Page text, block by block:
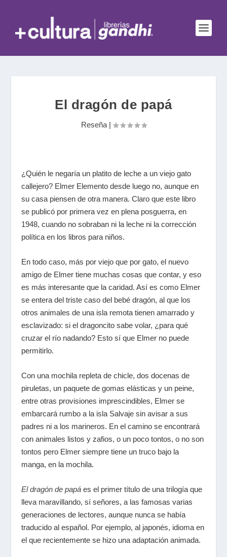
El dragón de papá
Reseña|
¿Quién le negaría un platito de leche a un viejo gato
callejero? Elmer Elemento desde luego no, aunque en
su casa piensen de otra manera. Claro que este libro
se publicó por primera vez en plena posguerra, en
1948, cuando no sobraban ni la leche ni la corrección
política en los libros para niños.
En todo caso, más por viejo que por gato, el nuevo
amigo de Elmer tiene muchas cosas que contar, y eso
es más interesante que la caridad. Así es como Elmer
se entera del triste caso del bebé dragón, al que los
otros animales de una isla remota tienen amarrado y
esclavizado: si el dragoncito sabe volar, ¿para qué
cruzar el río nadando? Esto sí que Elmer no puede
permitirlo.
Con una mochila repleta de chicle, dos docenas de
piruletas, un paquete de gomas elásticas y un peine,
entre otras provisiones imprescindibles, Elmer se
embarcará rumbo a la isla Salvaje sin avisar a sus
padres ni a los marineros. En el camino se encontrará
con animales listos y zafios, o un poco tontos, o no son
tontos pero Elmer siempre tiene un truco bajo la
manga, en la mochila.
El dragón de papáes el primer título de una trilogía que
lleva maravillando, sí señores, a las famosas varias
generaciones de lectores, aunque nunca se había
traducido al español. Por ejemplo, al japonés, idioma en
el que recientemente se hizo una adaptación animada.